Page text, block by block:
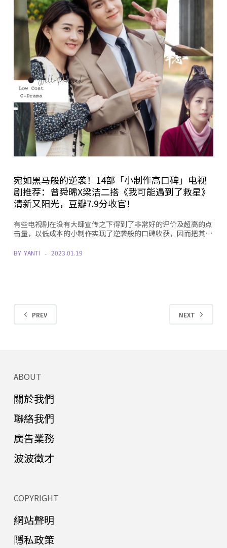
宛如黑马般的逆袭！14部「小制作高口碑」电视
剧推荐：曾舜晞X梁洁二搭《我可能遇到了救星》
清新又阳光，豆瓣7.9分收官！
有些电视剧在没有大肆宣传之下得到了非常好的评价及超高的点
击量，以低成本的小制作实现了逆袭般的口碑收获，因而把其…
BY YANTI 2023.01.19
PREV NEXT
ABOUT
關於我們
聯絡我們
廣告業務
波波徵才
COPYRIGHT
網站聲明
隱私政策